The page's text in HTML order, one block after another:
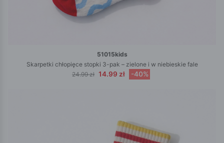
51015kids
Skarpetki chłopięce stopki 3-pak – zielone i w niebieskie fale
24.99 zł 14.99 zł -40%